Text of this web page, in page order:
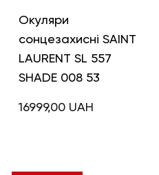
Окуляри
сонцезахисні SAINT
LAURENT SL 557
SHADE 008 53
16999,00 UAH